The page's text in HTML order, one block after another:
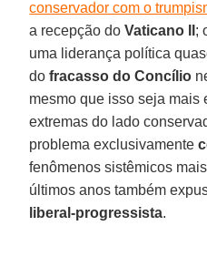
conservador com o
a recepção doVaticano II ;
uma liderança política
dofracasso do Concílio
mesmo que isso seja mais
extremas do lado
problema exclusivamente
fenômenos sistêmicos
últimos anos também
liberal-progressista.